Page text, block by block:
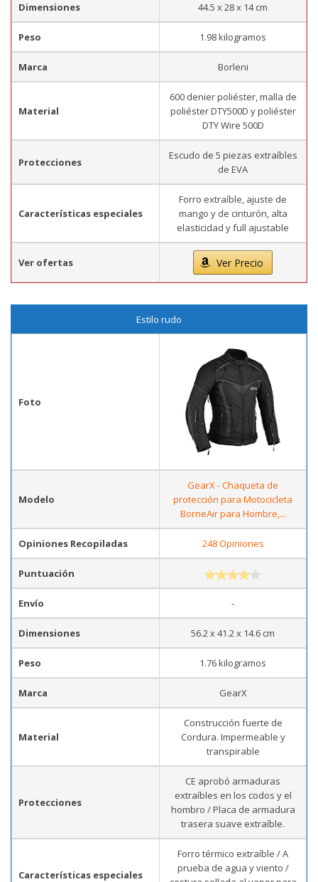
Dimensiones 44.5 x 28 x 14 cm
Peso 1.98 kilogramos
Marca Borleni
Material
600 denier poliéster, malla de
poliéster DTY500D y poliéster
DTY Wire 500D
Protecciones
Escudo de 5 piezas extraíbles
de EVA
Características especiales
Forro extraíble, ajuste de
mango y de cinturón, alta
elasticidad y full ajustable
Ver ofertas Ver Precio
Estilo rudo
Foto
Modelo
GearX - Chaqueta de
protección para Motocicleta
BorneAir para Hombre,...
Opiniones Recopiladas 248 Opiniones
Puntuación
Envío -
Dimensiones 56.2 x 41.2 x 14.6 cm
Peso 1.76 kilogramos
Marca GearX
Material
Construcción fuerte de
Cordura. Impermeable y
transpirable
Protecciones
CE aprobó armaduras
extraíbles en los codos y el
hombro / Placa de armadura
trasera suave extraíble.
Características especiales
Forro térmico extraíble / A
prueba de agua y viento /